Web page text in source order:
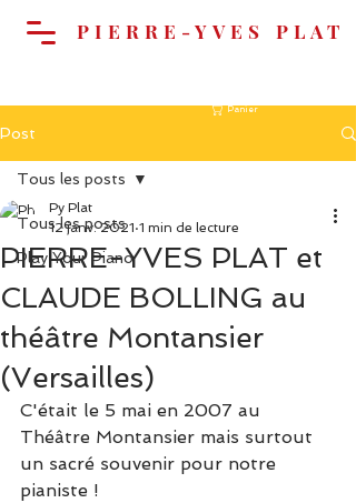
Panier
PIERRE-YVES PLAT
Post
Tous les posts
Play Your Piano
Tous les posts
PIERRE-YVES PLAT et
CLAUDE BOLLING au
théâtre Montansier
(Versailles)
Py Plat
12 janv. 2021 1 min de lecture
C'était le 5 mai en 2007 au
Théâtre Montansier mais surtout
un sacré souvenir pour notre
pianiste !